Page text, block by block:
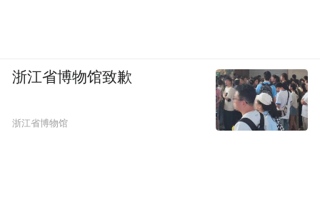
浙江省博物馆致歉
浙江省博物馆